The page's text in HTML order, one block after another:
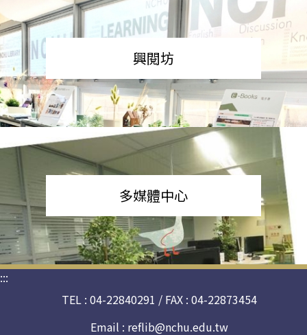
興閱坊
多媒體中心
:::
TEL : 04-22840291 / FAX : 04-22873454
Email : reflib@nchu.edu.tw